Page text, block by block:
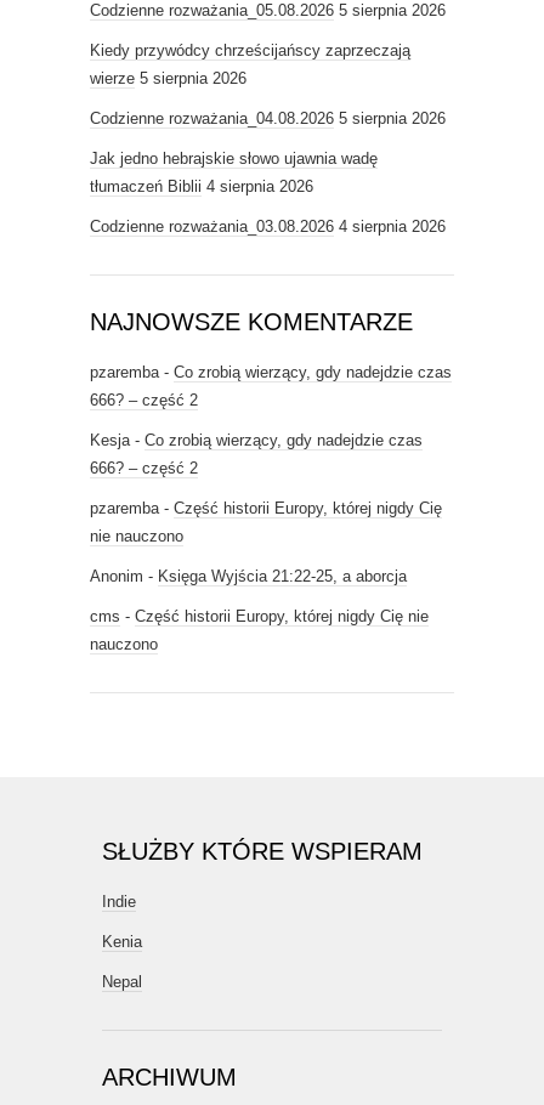
Codzienne rozważania_05.08.2026 5 sierpnia 2026
Kiedy przywódcy chrześcijańscy zaprzeczają
wierze 5 sierpnia 2026
Codzienne rozważania_04.08.2026 5 sierpnia 2026
Jak jedno hebrajskie słowo ujawnia wadę
tłumaczeń Biblii 4 sierpnia 2026
Codzienne rozważania_03.08.2026 4 sierpnia 2026
NAJNOWSZE KOMENTARZE
pzaremba- Co zrobią wierzący, gdy nadejdzie czas
666? – część 2
Kesja- Co zrobią wierzący, gdy nadejdzie czas
666? – część 2
pzaremba- Część historii Europy, której nigdy Cię
nie nauczono
Anonim - Księga Wyjścia 21:22-25, a aborcja
cms - Część historii Europy, której nigdy Cię nie
nauczono
SŁUŻBY KTÓRE WSPIERAM
Indie
Kenia
Nepal
ARCHIWUM